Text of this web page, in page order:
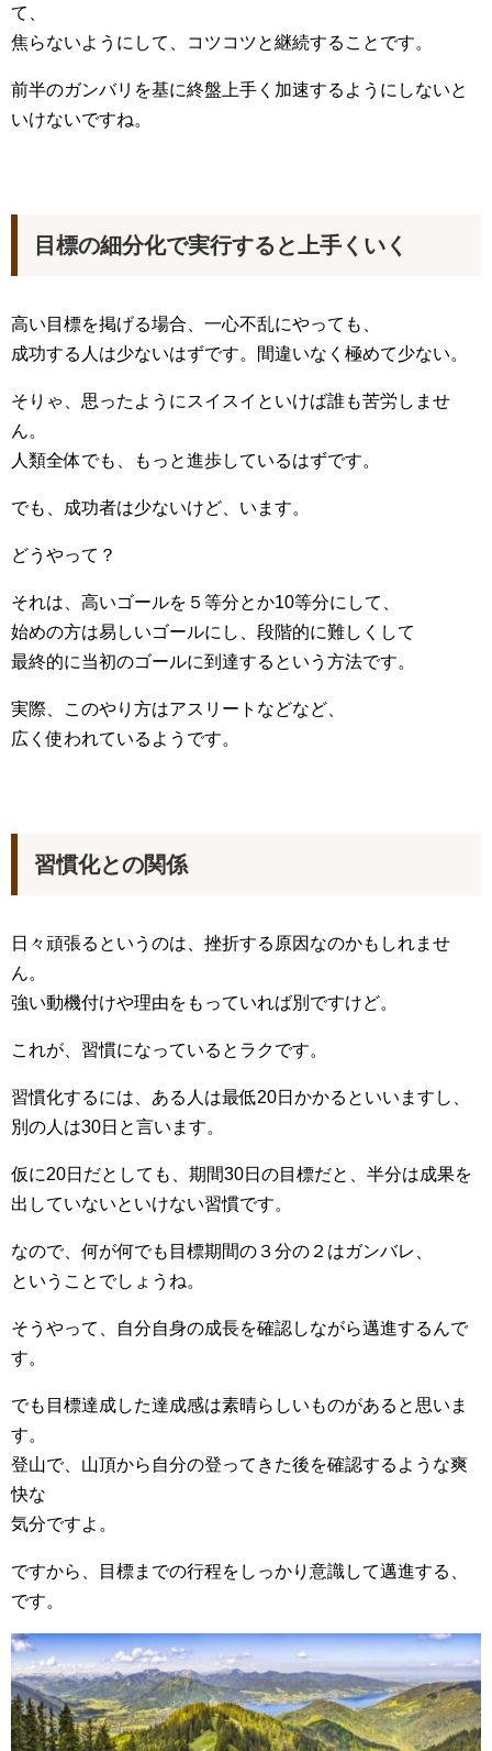
て、
焦らないようにして、コツコツと継続することです。
前半のガンバリを基に終盤上手く加速するようにしないと
いけないですね。
目標の細分化で実行すると上手くいく
高い目標を掲げる場合、一心不乱にやっても、
成功する人は少ないはずです。間違いなく極めて少ない。
そりゃ、思ったようにスイスイといけば誰も苦労しませ
ん。
人類全体でも、もっと進歩しているはずです。
でも、成功者は少ないけど、います。
どうやって？
それは、高いゴールを５等分とか10等分にして、
始めの方は易しいゴールにし、段階的に難しくして
最終的に当初のゴールに到達するという方法です。
実際、このやり方はアスリートなどなど、
広く使われているようです。
習慣化との関係
日々頑張るというのは、挫折する原因なのかもしれませ
ん。
強い動機付けや理由をもっていれば別ですけど。
これが、習慣になっているとラクです。
習慣化するには、ある人は最低20日かかるといいますし、
別の人は30日と言います。
仮に20日だとしても、期間30日の目標だと、半分は成果を
出していないといけない習慣です。
なので、何が何でも目標期間の３分の２はガンバレ、
ということでしょうね。
そうやって、自分自身の成長を確認しながら邁進するんで
す。
でも目標達成した達成感は素晴らしいものがあると思いま
す。
登山で、山頂から自分の登ってきた後を確認するような爽
快な
気分ですよ。
ですから、目標までの行程をしっかり意識して邁進する、
です。